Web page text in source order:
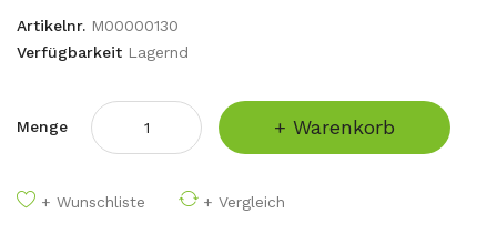
Artikelnr. M00000130
Verfügbarkeit Lagernd
Menge + Warenkorb
+ Wunschliste + Vergleich